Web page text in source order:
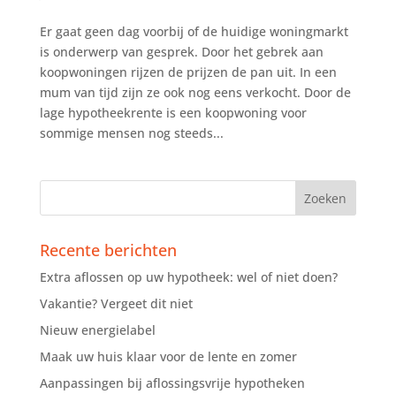
Er gaat geen dag voorbij of de huidige woningmarkt
is onderwerp van gesprek. Door het gebrek aan
koopwoningen rijzen de prijzen de pan uit. In een
mum van tijd zijn ze ook nog eens verkocht. Door de
lage hypotheekrente is een koopwoning voor
sommige mensen nog steeds...
Recente berichten
Extra aflossen op uw hypotheek: wel of niet doen?
Vakantie? Vergeet dit niet
Nieuw energielabel
Maak uw huis klaar voor de lente en zomer
Aanpassingen bij aflossingsvrije hypotheken